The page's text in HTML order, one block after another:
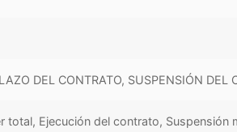
DEL CONTRATO, SUSPENSIÓN DEL
total, Ejecución del contrato,